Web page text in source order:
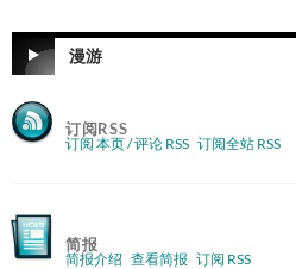
漫游
订阅RSS
订阅 本页 / 评论 RSS 订阅全站 RSS
简报
简报介绍 查看简报 订阅 RSS